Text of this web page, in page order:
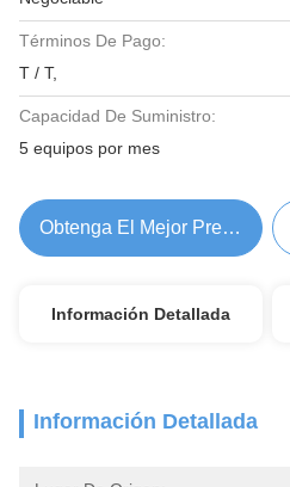
Términos De Pago:
T / T,
Capacidad De Suministro:
5 equipos por mes
Obtenga El Mejor Precio
Información Detallada
Información Detallada